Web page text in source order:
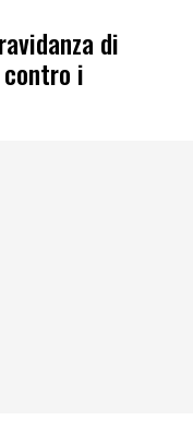
di
i